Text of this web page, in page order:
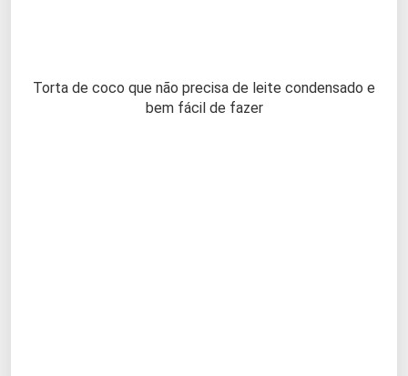
Torta de coco que não precisa de leite condensado e
bem fácil de fazer